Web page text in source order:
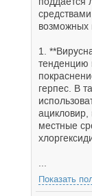
возможных
1.
тенденцию
герпес. В
ацикловир,
местные
Показать